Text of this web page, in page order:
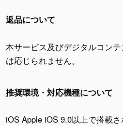
返品について
本サービス及びデジタルコン
は応じられません。
推奨環境・対応機種について
iOS Apple iOS 9.0以上で搭載